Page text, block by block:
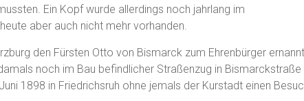
Ein Kopf wurde allerdings noch jahrlang im
aber auch nicht mehr vorhanden.
den Fürsten Otto von Bismarck zum Ehrenbürger
noch im Bau befindlicher Straßenzug in Bismarckstraße
1898 in Friedrichsruh ohne jemals der Kurstadt einen